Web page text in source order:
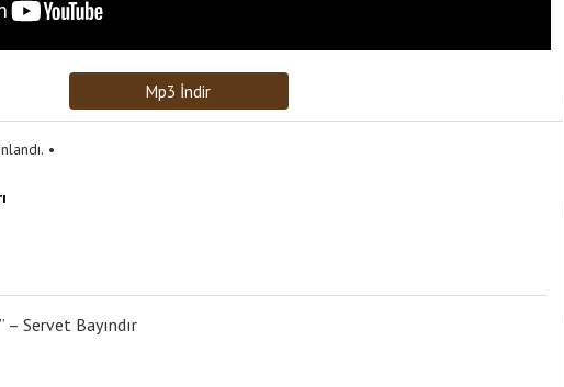
Mp3 İndir
Servet Bayındır